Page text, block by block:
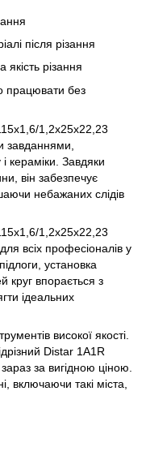
після різання
якість різання
працювати без
1,2x25x22,23
завданнями,
кераміки. Завдяки
він забезпечує
небажаних слідів
1,2x25x22,23
всіх професіоналів у
установка
круг впорається з
ідеальних
високої якості.
Distar 1A1R
за вигідною ціною.
включаючи такі міста,